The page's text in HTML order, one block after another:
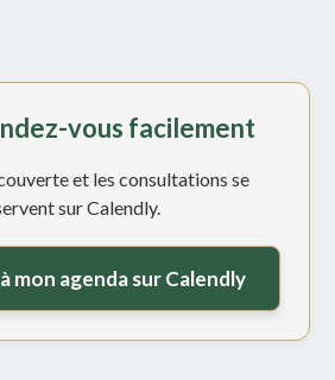
vous facilement
et les consultations se
sur Calendly.
mon agenda sur Calendly